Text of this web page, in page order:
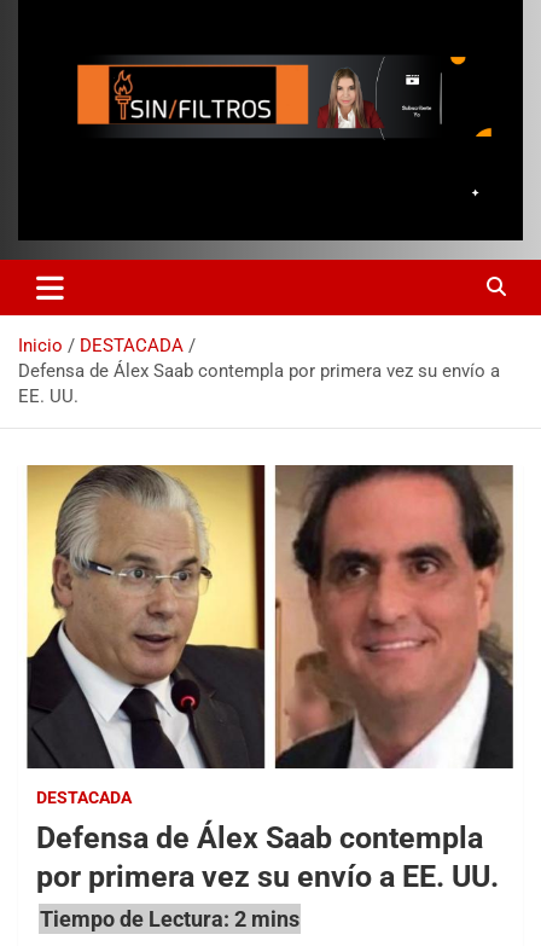
Inicio
DESTACADA
Defensa de Álex Saab contempla por primera vez su envío a
EE. UU.
DESTACADA
Defensa de Álex Saab contempla
por primera vez su envío a EE. UU.